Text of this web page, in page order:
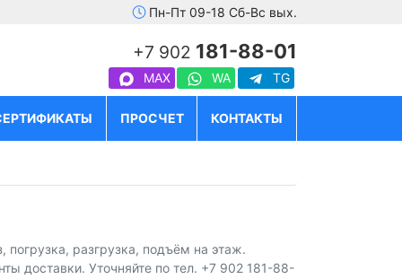
Пн-Пт 09-18 Сб-Вс вых.
+7 902 181-88-01
MAX WA TG
ПРОСЧЕТ КОНТАКТЫ
разгрузка, подъём на этаж.
доставки. Уточняйте по тел. +7 902 181-88-